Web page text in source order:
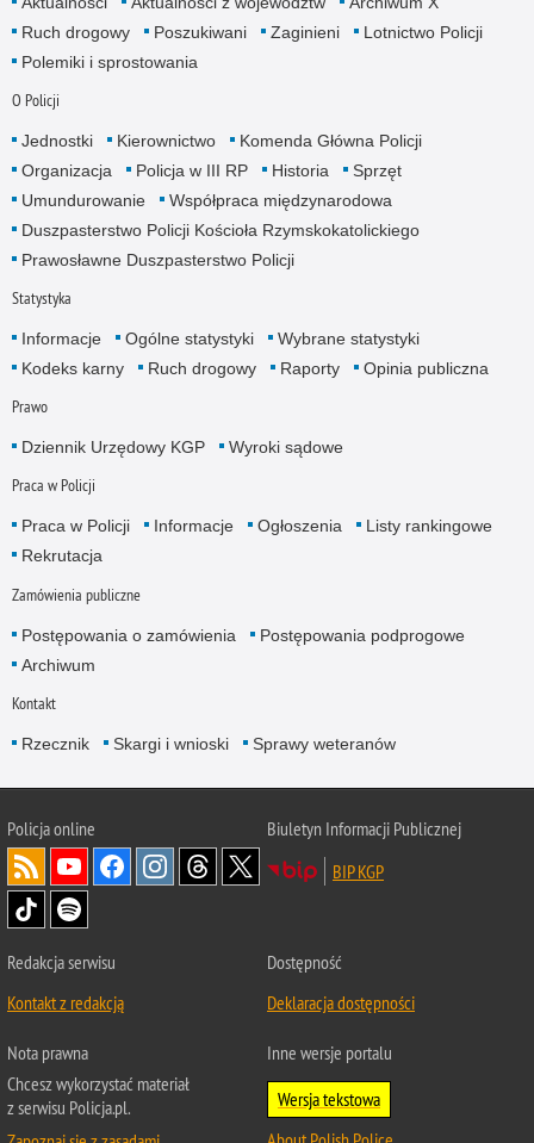
Ruch drogowy
Poszukiwani Zaginieni
Lotnictwo Policji
Polemiki i sprostowania
O Policji
Jednostki Kierownictwo
Komenda Główna Policji
Organizacja
Policja w III RP Historia
Sprzęt
Umundurowanie
Współpraca międzynarodowa
Duszpasterstwo Policji Kościoła Rzymskokatolickiego
Prawosławne Duszpasterstwo Policji
Statystyka
Informacje Ogólne statystyki
Wybrane statystyki
Kodeks karny
Ruch drogowy Raporty Opinia publiczna
Prawo
Dziennik Urzędowy KGP Wyroki sądowe
Praca w Policji
Praca w Policji Informacje Ogłoszenia
Listy rankingowe
Rekrutacja
Zamówienia publiczne
Postępowania o zamówienia
Postępowania podprogowe
Archiwum
Kontakt
Rzecznik Skargi i wnioski Sprawy weteranów
Policjaonline
Biuletyn Informacji Publicznej
BIP KGP
Redakcja serwisu
Kontakt z redakcją
Dostępność
Deklaracja dostępności
Nota prawna
Chcesz wykorzystać materiał
z serwisu Policja.pl.
Inne wersje portalu
Wersja tekstowa